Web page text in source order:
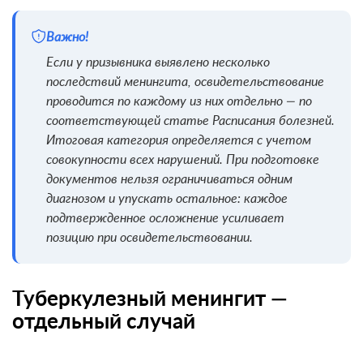
Важно!
Если у призывника выявлено несколько
последствий менингита, освидетельствование
проводится по каждому из них отдельно — по
соответствующей статье Расписания болезней.
Итоговая категория определяется с учетом
совокупности всех нарушений. При подготовке
документов нельзя ограничиваться одним
диагнозом и упускать остальное: каждое
подтвержденное осложнение усиливает
позицию при освидетельствовании.
Туберкулезный менингит —
отдельный случай